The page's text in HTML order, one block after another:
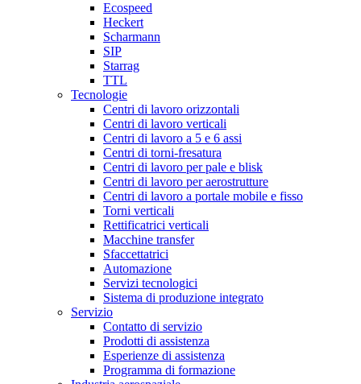
Ecospeed
Heckert
Scharmann
SIP
Starrag
TTL
Tecnologie
Centri di lavoro orizzontali
Centri di lavoro verticali
Centri di lavoro a 5 e 6 assi
Centri di torni-fresatura
Centri di lavoro per pale e blisk
Centri di lavoro per aerostrutture
Centri di lavoro a portale mobile e fisso
Torni verticali
Rettificatrici verticali
Macchine transfer
Sfaccettatrici
Automazione
Servizi tecnologici
Sistema di produzione integrato
Servizio
Contatto di servizio
Prodotti di assistenza
Esperienze di assistenza
Programma di formazione